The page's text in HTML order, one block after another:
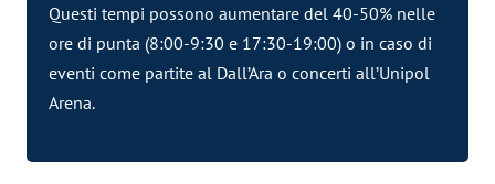
Questi tempi possono aumentare del 40-50% nelle
ore di punta (8:00-9:30 e 17:30-19:00) o in caso di
eventi come partite al Dall’Ara o concerti all’Unipol
Arena.